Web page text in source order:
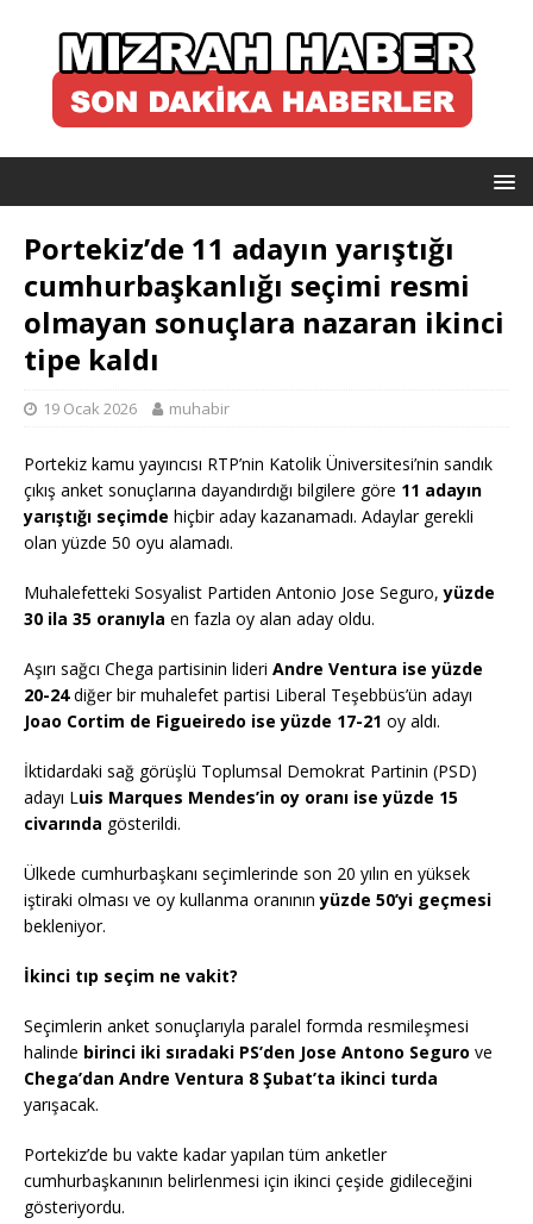
Portekiz’de 11 adayın yarıştığı
cumhurbaşkanlığı seçimi resmi
olmayan sonuçlara nazaran ikinci
tipe kaldı
19 Ocak 2026 muhabir
Portekiz kamu yayıncısı RTP’nin Katolik Üniversitesi’nin sandık
çıkış anket sonuçlarına dayandırdığı bilgilere göre 11 adayın
yarıştığı seçimde hiçbir aday kazanamadı. Adaylar gerekli
olan yüzde 50 oyu alamadı.
Muhalefetteki Sosyalist Partiden Antonio Jose Seguro,yüzde
30 ila 35 oranıyla en fazla oy alan aday oldu.
Aşırı sağcı Chega partisinin lideri Andre Ventura ise yüzde
20-24diğer bir muhalefet partisi Liberal Teşebbüs’ün adayı
Joao Cortim de Figueiredo ise yüzde 17-21 oy aldı.
İktidardaki sağ görüşlü Toplumsal Demokrat Partinin (PSD)
adayı Luis Marques Mendes’in oy oranı ise yüzde 15
civarında gösterildi.
Ülkede cumhurbaşkanı seçimlerinde son 20 yılın en yüksek
iştiraki olması ve oy kullanma oranınınyüzde 50’yi geçmesi
bekleniyor.
İkinci tıp seçim ne vakit?
Seçimlerin anket sonuçlarıyla paralel formda resmileşmesi
halinde birinci iki sıradaki PS’den Jose Antono Seguro ve
Chega’dan Andre Ventura 8 Şubat’ta ikinci turda
yarışacak.
Portekiz’de bu vakte kadar yapılan tüm anketler
cumhurbaşkanının belirlenmesi için ikinci çeşide gidileceğini
gösteriyordu.